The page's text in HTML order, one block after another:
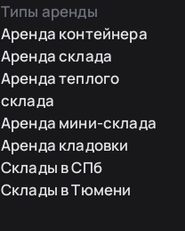
Типы аренды
Аренда контейнера
Аренда склада
Аренда теплого
склада
Аренда мини-склада
Аренда кладовки
Склады в СПб
Склады в Тюмени